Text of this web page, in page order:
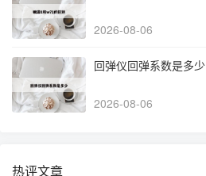
2026-08-06
回弹仪回弹系数是多少
2026-08-06
热评文章